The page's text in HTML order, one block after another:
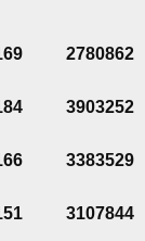
2780862
3903252
3383529
3107844